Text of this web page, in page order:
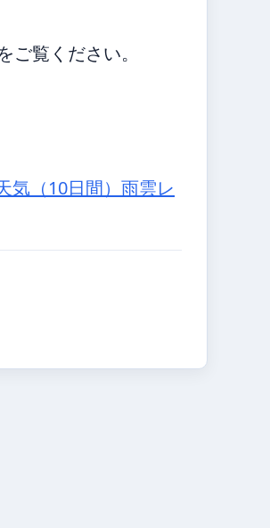
ご覧ください。
気（10日間） 雨雲レ